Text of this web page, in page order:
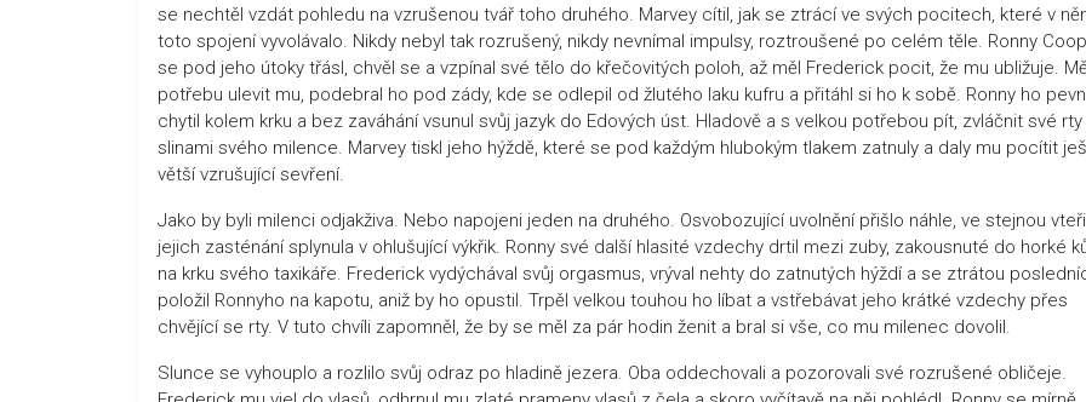
se nechtěl vzdát pohledu na vzrušenou tvář toho druhého. Marvey cítil, jak se ztrácí ve svých pocitech, které v
toto spojení vyvolávalo. Nikdy nebyl tak rozrušený, nikdy nevnímal impulsy, roztroušené po celém těle. Ronny
se pod jeho útoky třásl, chvěl se a vzpínal své tělo do křečovitých poloh, až měl Frederick pocit, že mu ubližuje.
potřebu ulevit mu, podebral ho pod zády, kde se odlepil od žlutého laku kufru a přitáhl si ho k sobě. Ronny ho
chytil kolem krku a bez zaváhání vsunul svůj jazyk do Edových úst. Hladově a s velkou potřebou pít, zvláčnit své rty
slinami svého milence. Marvey tiskl jeho hýždě, které se pod každým hlubokým tlakem zatnuly a daly mu pocítit
větší vzrušující sevření.
Jako by byli milenci odjakživa. Nebo napojeni jeden na druhého. Osvobozující uvolnění přišlo náhle, ve stejnou
jejich zasténání splynula v ohlušující výkřik. Ronny své další hlasité vzdechy drtil mezi zuby, zakousnuté do horké
na krku svého taxikáře. Frederick vydýchával svůj orgasmus, vrýval nehty do zatnutých hýždí a se ztrátou
položil Ronnyho na kapotu, aniž by ho opustil. Trpěl velkou touhou ho líbat a vstřebávat jeho krátké vzdechy přes
chvějící se rty. V tuto chvíli zapomněl, že by se měl za pár hodin ženit a bral si vše, co mu milenec dovolil.
Slunce se vyhouplo a rozlilo svůj odraz po hladině jezera. Oba oddechovali a pozorovali své rozrušené obličeje.